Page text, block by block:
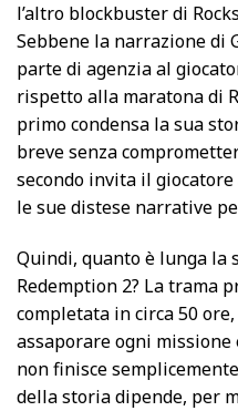
l’altro blockbuster di
Sebbene la narrazione di
parte di agenzia al
rispetto alla maratona di
primo condensa la sua
breve senza
secondo invita il
le sue distese narrative
Quindi, quanto è lunga la
Redemption 2? La trama
completata in circa 50
assaporare ogni missione
non finisce
della storia dipende, per